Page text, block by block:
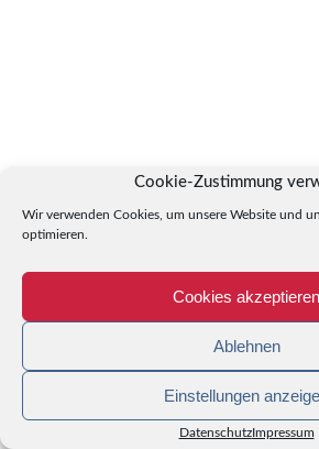
Cookie-Zustimmung
Wir verwenden Cookies, um unsere Website und
optimieren.
Cookies akzeptieren
Ablehnen
Einstellungen
DatenschutzImpressum